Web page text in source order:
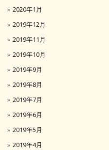
2020年1月
2019年12月
2019年11月
2019年10月
2019年9月
2019年8月
2019年7月
2019年6月
2019年5月
2019年4月